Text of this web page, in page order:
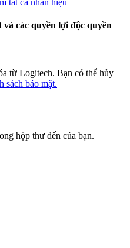
các quyền lợi độc quyền
từ Logitech. Bạn có thể hủy
sách bảo mật.
hộp thư đến của bạn.